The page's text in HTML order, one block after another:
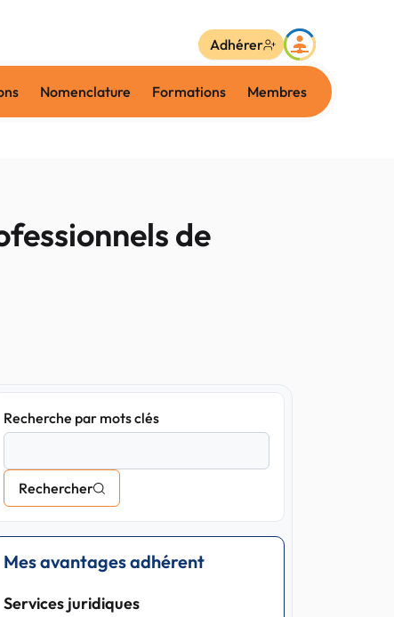
Nomenclature Formations Membres
Adhérer
de
Recherche par mots clés
Rechercher
Mes avantages adhérent
Services juridiques